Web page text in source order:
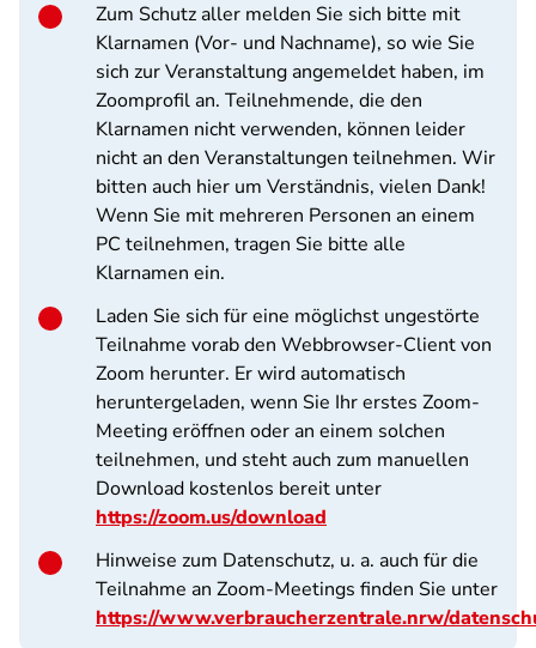
Zum Schutz aller melden Sie sich bitte mit
Klarnamen (Vor- und Nachname), so wie Sie
sich zur Veranstaltung angemeldet haben, im
Zoomprofil an. Teilnehmende, die den
Klarnamen nicht verwenden, können leider
nicht an den Veranstaltungen teilnehmen. Wir
bitten auch hier um Verständnis, vielen Dank!
Wenn Sie mit mehreren Personen an einem
PC teilnehmen, tragen Sie bitte alle
Klarnamen ein.
Laden Sie sich für eine möglichst ungestörte
Teilnahme vorab den Webbrowser-Client von
Zoom herunter. Er wird automatisch
heruntergeladen, wenn Sie Ihr erstes Zoom-
Meeting eröffnen oder an einem solchen
teilnehmen, und steht auch zum manuellen
Download kostenlos bereit unter
https://zoom.us/download
Hinweise zum Datenschutz, u. a. auch für die
Teilnahme an Zoom-Meetings finden Sie unter
https://www.verbraucherzentrale.nrw/